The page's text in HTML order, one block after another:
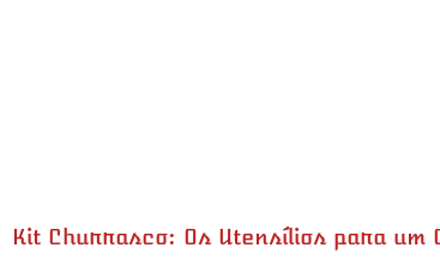
Kit Churrasco: Os Utensílios para um